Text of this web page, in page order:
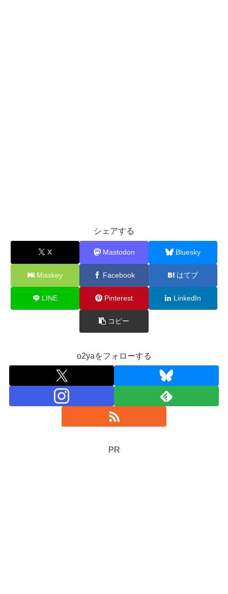
シェアする
X Mastodon Bluesky
Misskey Facebook はてブ
LINE Pinterest LinkedIn
コピー
o2yaをフォローする
PR